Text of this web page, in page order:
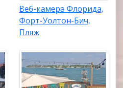
Веб-камера Флорида,
Форт-Уолтон-Бич,
Пляж